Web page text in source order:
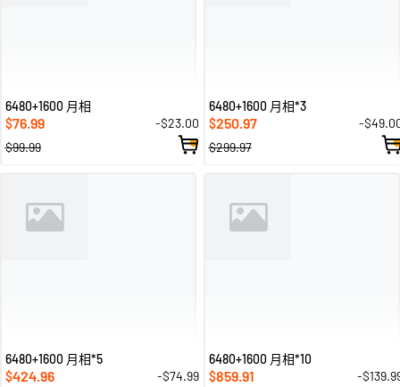
6480+1600 月相
$76.99
-$23.00
$99.99
6480+1600 月相*3
$250.97
-
$299.97
6480+1600 月相*5
$424.96 -$74.99
6480+1600 月相*10
$859.91 -